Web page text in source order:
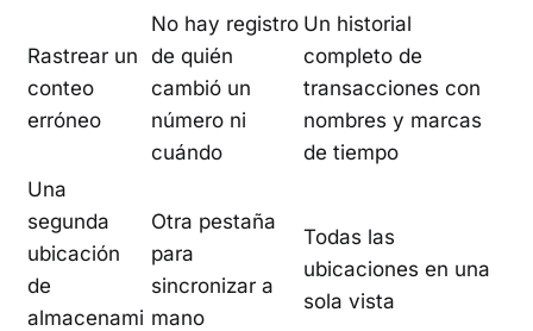
Rastrear un
conteo
erróneo
No hay registro
de quién
cambió un
número ni
cuándo
Un historial
completo de
transacciones con
nombres y marcas
de tiempo
Una
segunda
ubicación
de
almacenami
Otra pestaña
para
sincronizar a
mano
Todas las
ubicaciones en una
sola vista